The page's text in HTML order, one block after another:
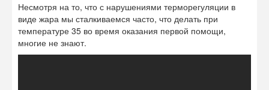
Несмотря на то, что с нарушениями терморегуляции в
виде жара мы сталкиваемся часто, что делать при
температуре 35 во время оказания первой помощи,
многие не знают.